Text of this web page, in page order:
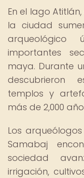
En el lago
la ciudad
arqueológico
importantes
maya. Durante
descubrieron
templos y
más de 2,000
Los
Samabaj
sociedad
irrigación,